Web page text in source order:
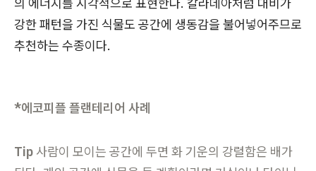
강한 패턴을 가진 식물도 공간에 생동감을 불어넣어주므로
추천하는 수종이다.
*에코피플 플랜테리어 사례
Tip 사람이 모이는 공간에 두면 화 기운의 강렬함은 배가